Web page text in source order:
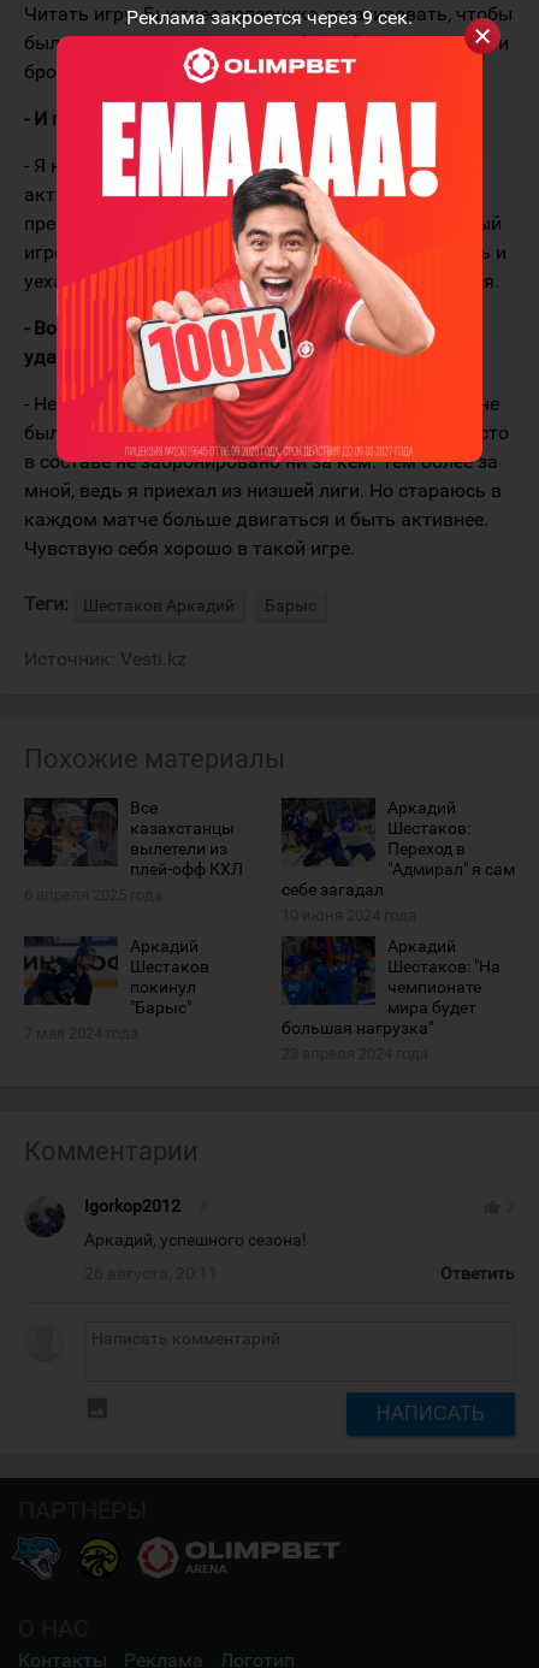
Реклама закроется через9сек.
Читать игру. Быстрее соперника среагировать, чтобы
был интервал по времени, чтобы выйти на позицию и
бросить хорошо.
- И партнёры подходящие, дерзкие и быстрые.
- Я называю их звено чекеров. Егор Петухов очень
активно играет и может закрыть в зоне, активно
прессингует. А Кирилл Панюков, он более техничный
игрок, где-то может отдать подкидку или обыграть и
уехать. Звено подобралось такое, что мне нравится.
- Во время чемпионата мира не было мыслей, что
удастся следующий начать в "Барысе"?
- Не было таких мыслей. И разговоров о переходе не
было. А потом договорились и сделали обмен. Место
в составе не забронировано ни за кем. Тем более за
мной, ведь я приехал из низшей лиги. Но стараюсь в
каждом матче больше двигаться и быть активнее.
Чувствую себя хорошо в такой игре.
Теги: Шестаков Аркадий Барыс
Источник: Vesti.kz
Похожие материалы
Все
казахстанцы
вылетели из
плей-офф КХЛ
Аркадий
Шестаков:
Переход в
"Адмирал" я сам
себе загадал
Аркадий
Шестаков
покинул
"Барыс"
Аркадий
Шестаков: "На
чемпионате
мира будет
большая нагрузка"
Комментарии
Igorkop2012
Аркадий, успешного сезона!
Ответить
НАПИСАТЬ
Контакты Реклама Логотип